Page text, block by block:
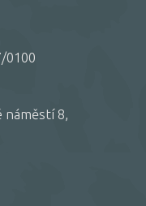
0100
náměstí 8,